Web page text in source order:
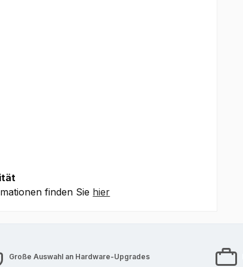
auf 3 Jahre Premier Support
finden Sie hier
Große Auswahl an Hardware-Upgrades